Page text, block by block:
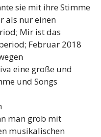
sie mit ihre Stimme
als nur einen
Mir ist das
Februar 2018
eine große und
und Songs
man grob mit
musikalischen